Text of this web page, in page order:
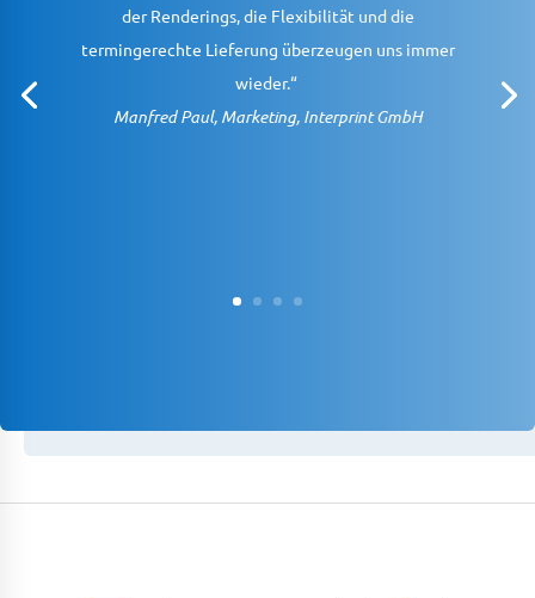
der Renderings, die Flexibilität und die
termingerechte Lieferung überzeugen uns immer
wieder.“
Manfred Paul, Marketing, Interprint GmbH